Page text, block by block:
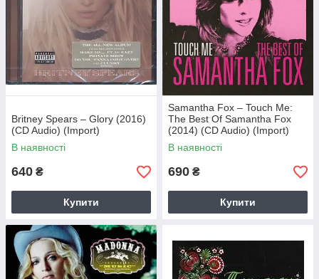
Britney Spears – Glory (2016)
(CD Audio) (Import)
В наявності
640 ₴
Купити
Samantha Fox – Touch Me:
The Best Of Samantha Fox
(2014) (CD Audio) (Import)
В наявності
690 ₴
Купити